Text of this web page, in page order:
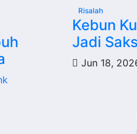
Risalah
Kebun
Jadi
Jun 18,